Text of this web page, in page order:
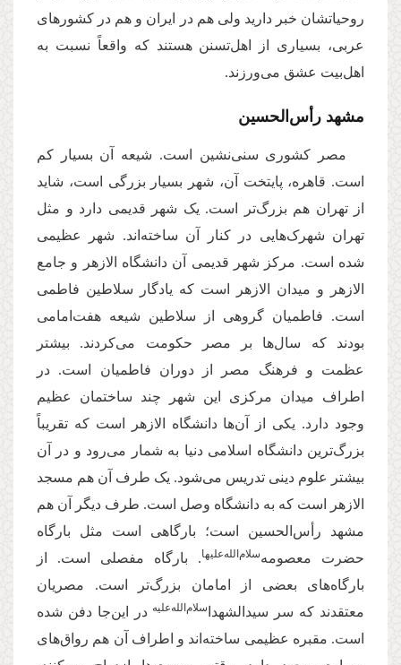
روحیاتشان خبر دارید ولی هم در ایران و هم در کشورهای
عربی، بسیاری از اهل‌تسنن هستند که واقعاً نسبت به
اهل‌بیت عشق می‌‌ورزند.
مشهد رأس‌الحسین
مصر کشوری سنی‌نشین است. شیعه‌‌ آن بسیار کم
است. قاهره، پایتخت آن، شهر بسیار بزرگی است، شاید
از تهران هم بزرگ‌تر است. یک شهر قدیمی دارد و مثل
تهران شهرک‌هایی در کنار آن ساخته‌‌اند. شهر عظیمی
شده است. مرکز شهر قدیمی آن دانشگاه الازهر و جامع
الازهر و میدان الازهر است که یادگار سلاطین فاطمی
است. فاطمیان گروهی از سلاطین شیعه هفت‌امامی
بودند که سال‌ها بر مصر حکومت می‌کردند. بیشتر
عظمت و فرهنگ مصر از دوران فاطمیان است. در
اطراف میدان مرکزی این شهر چند ساختمان عظیم
وجود دارد. یکی از آن‌ها دانشگاه الازهر است که تقریباً
بزرگ‌ترین دانشگاه اسلامی دنیا به شمار می‌رود و در آن
بیشتر علوم دینی تدریس می‌‌شود. یک طرف آن هم مسجد
الازهر است که به دانشگاه وصل است. طرف دیگر آن هم
مشهد رأس‌الحسین است؛ بارگاهی است مثل بارگاه
حضرت معصومه‌سلا‌م‌الله‌علیها. بارگاه مفصلی است. از
بارگاه‌‌های بعضی از امامان بزرگ‌تر است. مصریان
معتقدند که سر سیدالشهدا‌ سلام‌الله‌علیه در این‌جا دفن شده
است. مقبره‌‌ عظیمی ساخته‌اند و اطراف آن هم رواق‌های